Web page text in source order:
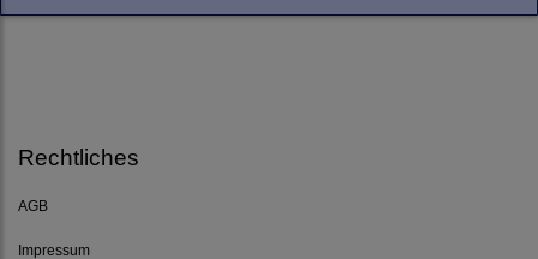
Rechtliches
AGB
Impressum